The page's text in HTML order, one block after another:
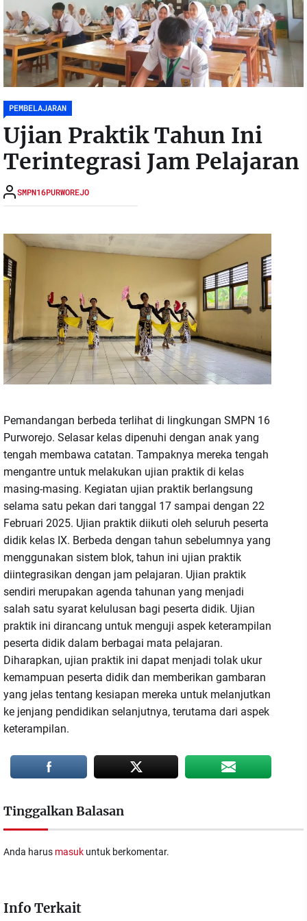
PEMBELAJARAN
Ujian Praktik Tahun Ini
Terintegrasi Jam Pelajaran
SMPN16PURWOREJO
Pemandangan berbeda terlihat di lingkungan SMPN 16
Purworejo. Selasar kelas dipenuhi dengan anak yang
tengah membawa catatan. Tampaknya mereka tengah
mengantre untuk melakukan ujian praktik di kelas
masing-masing. Kegiatan ujian praktik berlangsung
selama satu pekan dari tanggal 17 sampai dengan 22
Februari 2025. Ujian praktik diikuti oleh seluruh peserta
didik kelas IX. Berbeda dengan tahun sebelumnya yang
menggunakan sistem blok, tahun ini ujian praktik
diintegrasikan dengan jam pelajaran. Ujian praktik
sendiri merupakan agenda tahunan yang menjadi
salah satu syarat kelulusan bagi peserta didik. Ujian
praktik ini dirancang untuk menguji aspek keterampilan
peserta didik dalam berbagai mata pelajaran.
Diharapkan, ujian praktik ini dapat menjadi tolak ukur
kemampuan peserta didik dan memberikan gambaran
yang jelas tentang kesiapan mereka untuk melanjutkan
ke jenjang pendidikan selanjutnya, terutama dari aspek
keterampilan.
Tinggalkan Balasan
Anda harus masuk untuk berkomentar.
Info Terkait